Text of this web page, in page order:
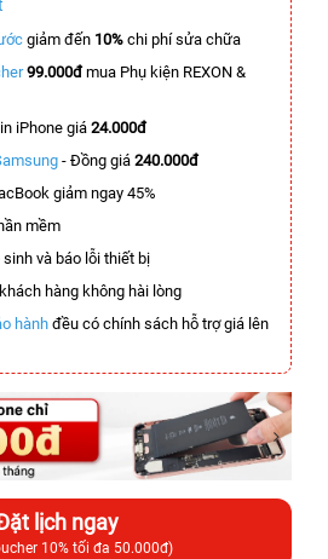
giảm đến 10% chi phí sửa chữa
99.000đmua Phụ kiện REXON &
iPhone giá 24.000đ
- Đồng giá 240.000đ
giảm ngay 45%
mềm
và báo lỗi thiết bị
hàng không hài lòng
hànhđều có chính sách hỗ trợ giá lên
lịch ngay
10% tối đa 50.000đ)